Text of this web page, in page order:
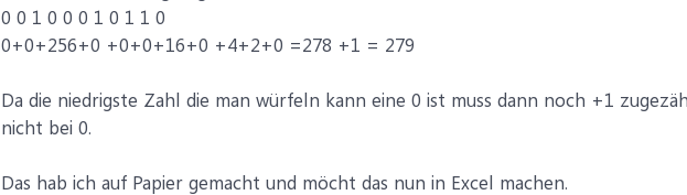
0 0 1 0 0 0 1 0 1 1 0
0+0+256+0 +0+0+16+0 +4+2+0 =278 +1 = 279
Da die niedrigste Zahl die man würfeln kann eine 0 ist muss dann noch +1
nicht bei 0.
Das hab ich auf Papier gemacht und möcht das nun in Excel machen.